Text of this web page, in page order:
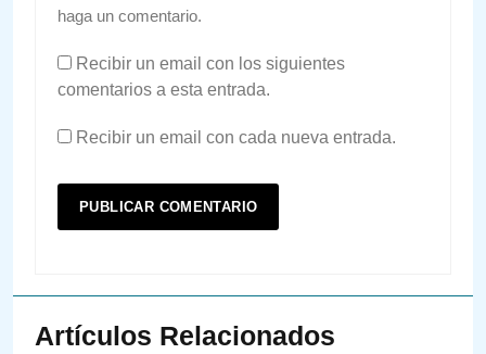
haga un comentario.
Recibir un email con los siguientes
comentarios a esta entrada.
Recibir un email con cada nueva entrada.
Artículos Relacionados